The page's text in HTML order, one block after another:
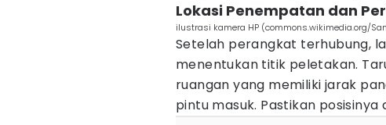
Lokasi Penempatan dan
ilustrasi kamera HP (commons.wikimedia.org/
Setelah perangkat terhubung,
menentukan titik peletakan.
ruangan yang memiliki jarak
pintu masuk. Pastikan